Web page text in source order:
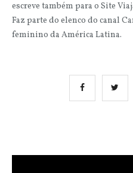
escreve também para o Site
Faz parte do elenco do canal
feminino da América Latina.